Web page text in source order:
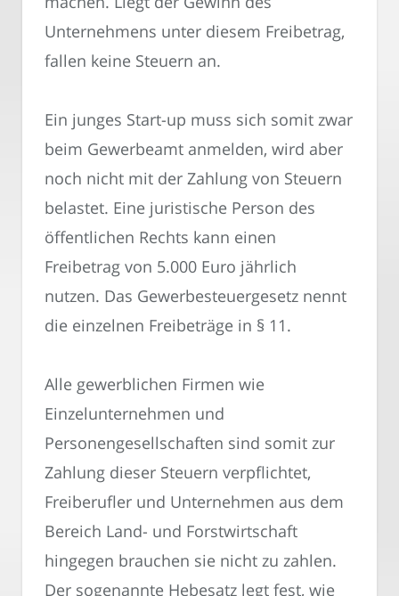
Unternehmens unter diesem Freibetrag,
fallen keine Steuern an.
Ein junges Start-up muss sich somit zwar
beim Gewerbeamt anmelden, wird aber
noch nicht mit der Zahlung von Steuern
belastet. Eine juristische Person des
öffentlichen Rechts kann einen
Freibetrag von 5.000 Euro jährlich
nutzen. Das Gewerbesteuergesetz nennt
die einzelnen Freibeträge in § 11.
Alle gewerblichen Firmen wie
Einzelunternehmen und
Personengesellschaften sind somit zur
Zahlung dieser Steuern verpflichtet,
Freiberufler und Unternehmen aus dem
Bereich Land- und Forstwirtschaft
hingegen brauchen sie nicht zu zahlen.
Der sogenannte Hebesatz legt fest, wie